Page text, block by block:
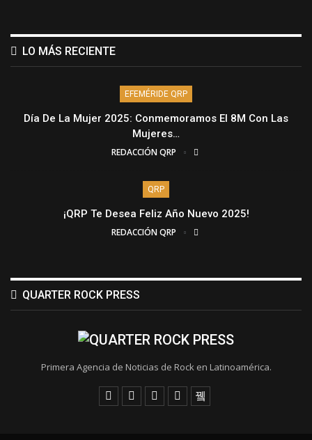
LO MÁS RECIENTE
EFEMÉRIDE QRP
Día De La Mujer 2025: Conmemoramos El 8M Con Las
Mujeres…
REDACCIÓN QRP
QRP
¡QRP Te Desea Feliz Año Nuevo 2025!
REDACCIÓN QRP
QUARTER ROCK PRESS
Primera Agencia de Noticias de Rock en Latinoamérica.